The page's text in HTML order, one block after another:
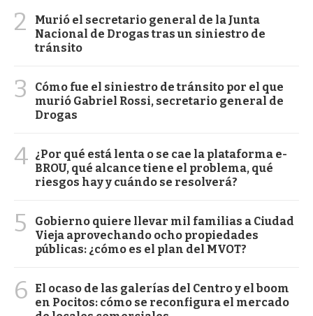
2
Murió el secretario general de la Junta
Nacional de Drogas tras un siniestro de
tránsito
3
Cómo fue el siniestro de tránsito por el que
murió Gabriel Rossi, secretario general de
Drogas
4 ¿Por qué está lenta o se cae la plataforma e-
BROU, qué alcance tiene el problema, qué
riesgos hay y cuándo se resolverá?
5
Gobierno quiere llevar mil familias a Ciudad
Vieja aprovechando ocho propiedades
públicas: ¿cómo es el plan del MVOT?
6
El ocaso de las galerías del Centro y el boom
en Pocitos: cómo se reconfigura el mercado